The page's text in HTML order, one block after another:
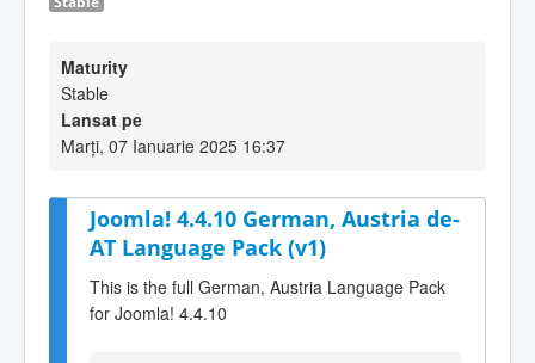
Maturity
Stable
Lansat pe
Marți, 07 Ianuarie 2025 16:37
Joomla! 4.4.10 German, Austria de-
AT Language Pack (v1)
This is the full German, Austria Language Pack
for Joomla! 4.4.10